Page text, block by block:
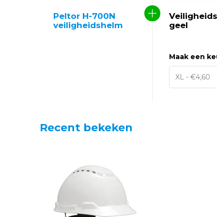
Peltor H-700N
veiligheidshelm
geel
Maak een
Recent bekeken